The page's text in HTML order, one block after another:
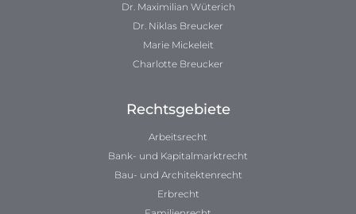
Dr. Maximilian Wüterich
Dr. Niklas Breucker
Marie Mickeleit
Charlotte Breucker
Rechtsgebiete
Arbeitsrecht
Bank- und Kapitalmarktrecht
Bau- und Architektenrecht
Erbrecht